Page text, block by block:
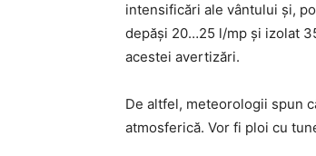
intensificări ale vântului şi,
depăşi 20…25 l/mp şi izolat
acestei avertizări.
De altfel, meteorologii spun
atmosferică. Vor fi ploi cu